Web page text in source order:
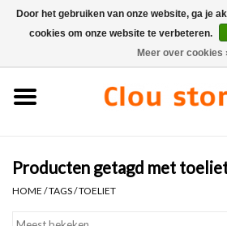
Fonteinsets
Producten getagd met
HOME /TAGS/TOELIET
Door het gebruiken van onze website, ga je
cookies om onze website te verbeteren.
Meer over cookies